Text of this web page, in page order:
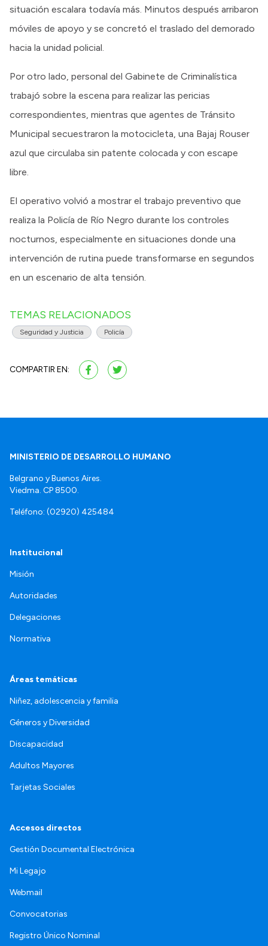
situación escalara todavía más. Minutos después arribaron
móviles de apoyo y se concretó el traslado del demorado
hacia la unidad policial.
Por otro lado, personal del Gabinete de Criminalística
trabajó sobre la escena para realizar las pericias
correspondientes, mientras que agentes de Tránsito
Municipal secuestraron la motocicleta, una Bajaj Rouser
azul que circulaba sin patente colocada y con escape
libre.
El operativo volvió a mostrar el trabajo preventivo que
realiza la Policía de Río Negro durante los controles
nocturnos, especialmente en situaciones donde una
intervención de rutina puede transformarse en segundos
en un escenario de alta tensión.
TEMAS RELACIONADOS
Seguridad y Justicia Policía
COMPARTIR EN:
MINISTERIO DE DESARROLLO HUMANO
Belgrano y Buenos Aires.
Viedma. CP 8500.
Teléfono: (02920) 425484
Institucional
Misión
Autoridades
Delegaciones
Normativa
Áreas temáticas
Niñez, adolescencia y familia
Géneros y Diversidad
Discapacidad
Adultos Mayores
Tarjetas Sociales
Accesos directos
Gestión Documental Electrónica
Mi Legajo
Webmail
Convocatorias
Registro Único Nominal